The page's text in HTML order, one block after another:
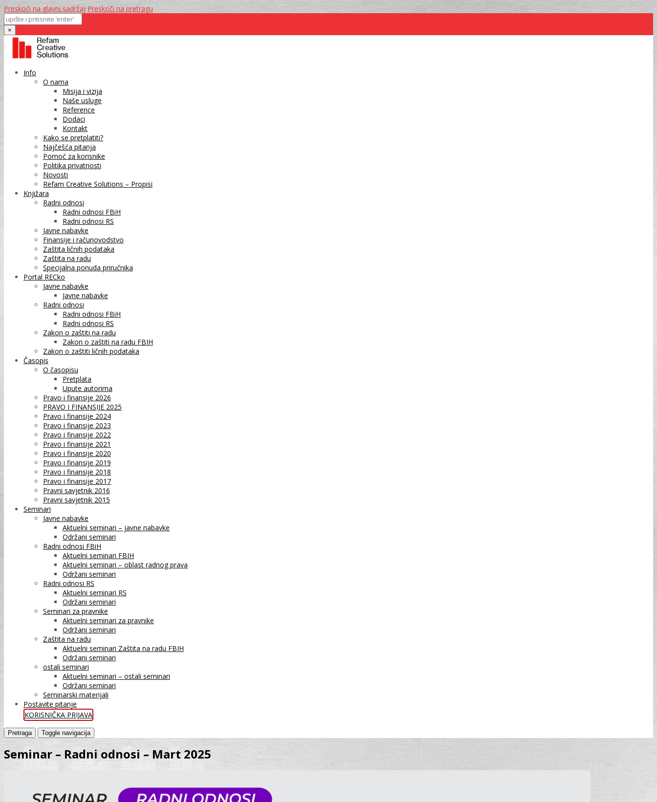
Preskoči na glavni sadržaj Preskoči na pretragu
×
Info
O nama
Misija i vizija
Naše usluge
Reference
Dodaci
Kontakt
Kako se pretplatiti?
Najčešća pitanja
Pomoć za korisnike
Politika privatnosti
Novosti
Refam Creative Solutions – Propisi
Knjižara
Radni odnosi
Radni odnosi FBiH
Radni odnosi RS
Javne nabavke
Finansije i računovodstvo
Zaštita ličnih podataka
Zaštita na radu
Specijalna ponuda priručnika
Portal RECko
Javne nabavke
Javne nabavke
Radni odnosi
Radni odnosi FBiH
Radni odnosi RS
Zakon o zaštiti na radu
Zakon o zaštiti na radu FBIH
Zakon o zaštiti ličnih podataka
Časopis
O časopisu
Pretplata
Upute autorima
Pravo i finansije 2026
PRAVO I FINANSIJE 2025
Pravo i finansije 2024
Pravo i finansije 2023
Pravo i finansije 2022
Pravo i finansije 2021
Pravo i finansije 2020
Pravo i finansije 2019
Pravo i finansije 2018
Pravo i finansije 2017
Pravni savjetnik 2016
Pravni savjetnik 2015
Seminari
Javne nabavke
Aktuelni seminari – javne nabavke
Održani seminari
Radni odnosi FBiH
Aktuelni seminari FBIH
Aktuelni seminari – oblast radnog prava
Održani seminari
Radni odnosi RS
Aktuelni seminari RS
Održani seminari
Seminari za pravnike
Aktuelni seminari za pravnike
Održani seminari
Zaštita na radu
Aktuelni seminari Zaštita na radu FBIH
Održani seminari
ostali seminari
Aktuelni seminari – ostali seminari
Održani seminari
Seminarski materijali
Postavite pitanje
KORISNIČKA PRIJAVA
Pretraga Toggle navigacija
Seminar – Radni odnosi – Mart 2025